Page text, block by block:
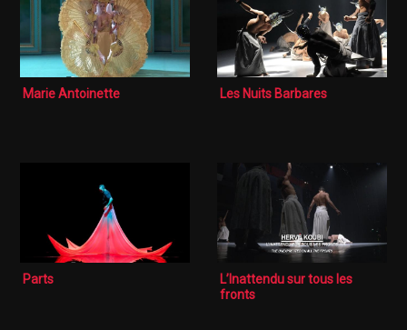
Marie Antoinette Les Nuits Barbares
Parts
L’Inattendu sur tous les
fronts